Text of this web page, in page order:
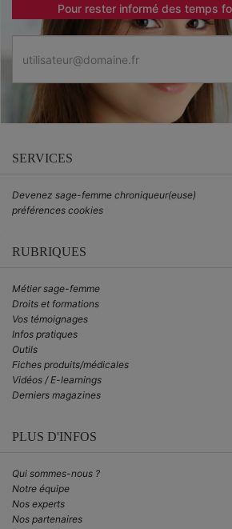
Pour rester informé des temps
SERVICES
Devenez sage-femme chroniqueur(euse)
préférences cookies
RUBRIQUES
Métier sage-femme
Droits et formations
Vos témoignages
Infos pratiques
Outils
Fiches produits/médicales
Vidéos / E-learnings
Derniers magazines
PLUS D'INFOS
Qui sommes-nous ?
Notre équipe
Nos experts
Nos partenaires